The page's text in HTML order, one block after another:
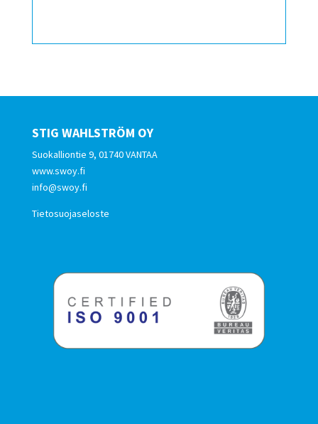
STIG WAHLSTRÖM OY
Suokalliontie 9, 01740 VANTAA
www.swoy.fi
info@swoy.fi
Tietosuojaseloste